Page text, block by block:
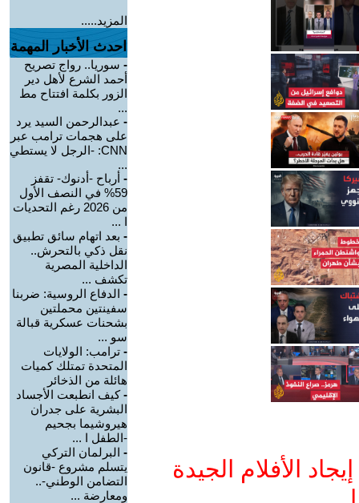
الأفلام الجيدة
المزيد.....
احدث الأخبار المهمة
- سوريا.. رواج تصريح
أحمد الشرع لأهل دير
الزور بكلمة افتتاح مط
...
- عبدالرحمن السيد يرد
على هجمات ترامب عبر
CNN: -الرجل لا يستطي
...
- أرباح -أدنوك- تقفز
59% في النصف الأول
من 2026 رغم التحديات
ا ...
- بعد اتهام سائق تطبيق
نقل ذكي بالتحرش..
الداخلية المصرية
تكشف ...
- الدفاع الروسية: ضربنا
سفينتين محملتين
بشحنات عسكرية قبالة
سو ...
- ترامب: الولايات
المتحدة تمتلك كميات
هائلة من الذخائر
-كيف انطبعت الأجساد
البشرية على جدران
هيروشيما بجحيم
-الطفل ا ...
- البرلمان التركي
يتسلم مشروع -قانون
التضامن الوطني-..
ومعارضة ...